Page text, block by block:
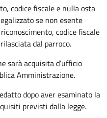
codice fiscale e nulla osta
se non esente
codice fiscale
dal parroco.
sarà acquisita d’ufficio
Amministrazione.
dopo aver esaminato la
previsti dalla legge.